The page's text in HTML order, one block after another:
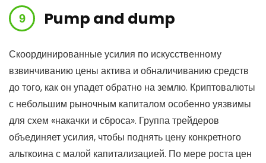
Pump and dump
Скоординированные усилия по искусственному
взвинчиванию цены актива и обналичиванию средств
до того, как он упадет обратно на землю. Криптовалюты
с небольшим рыночным капиталом особенно уязвимы
для схем «накачки и сброса». Группа трейдеров
объединяет усилия, чтобы поднять цену конкретного
альткоина с малой капитализацией. По мере роста цен